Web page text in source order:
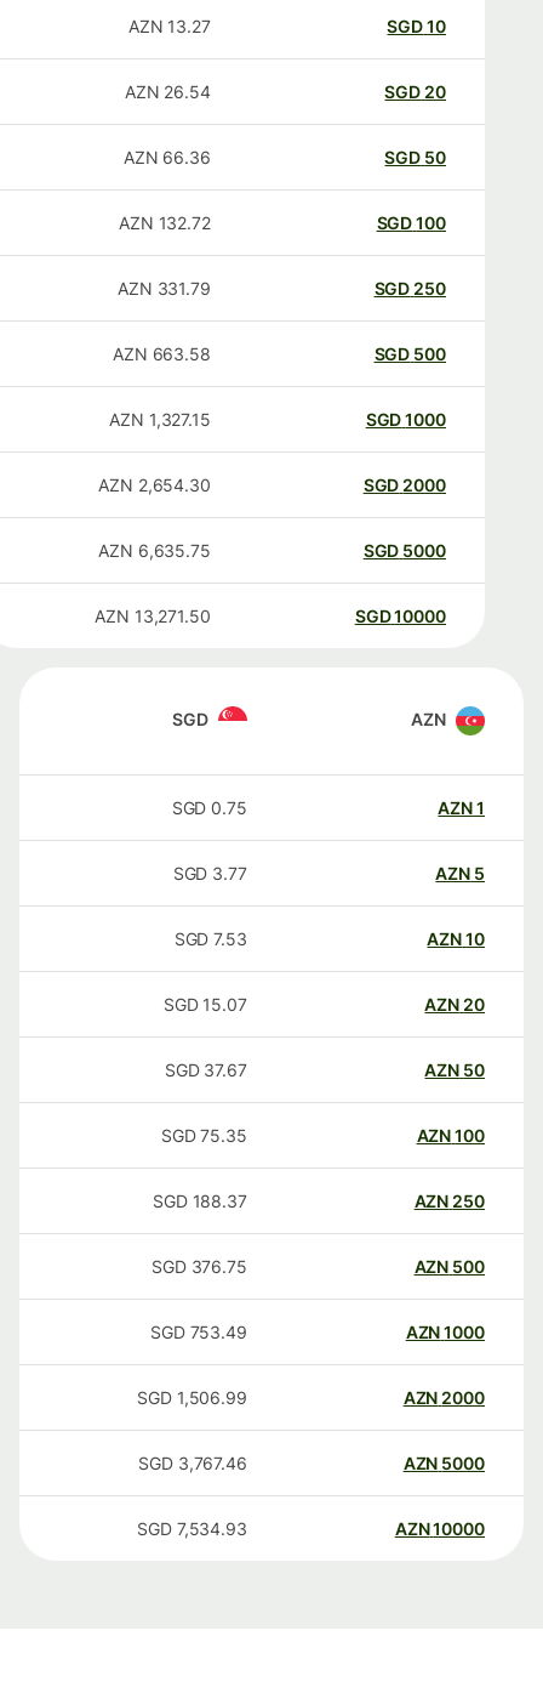
SGD
13.27
AZN
20
SGD
26.54
AZN
50
SGD
66.36
AZN
100
SGD
132.72
AZN
250
SGD
331.79
AZN
500
SGD
663.58
AZN
1000
SGD
1,327.15
AZN
2000
SGD
2,654.30
AZN
5000
SGD
6,635.75
AZN
10000
SGD
13,271.50
AZN
AZN
SGD
AZN
0.75
SGD
AZN
3.77
SGD
AZN
7.53
SGD
20
AZN
15.07
SGD
50
AZN
37.67
SGD
100
AZN
75.35
SGD
250
AZN
188.37
SGD
500
AZN
376.75
SGD
1000
AZN
753.49
SGD
2000
AZN
1,506.99
SGD
5000
AZN
3,767.46
SGD
10000
AZN
7,534.93
SGD